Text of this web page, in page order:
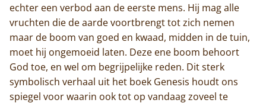
echter een verbod aan de eerste mens. Hij mag alle
vruchten die de aarde voortbrengt tot zich nemen
maar de boom van goed en kwaad, midden in de tuin,
moet hij ongemoeid laten. Deze ene boom behoort
God toe, en wel om begrijpelijke reden. Dit sterk
symbolisch verhaal uit het boek Genesis houdt ons
spiegel voor waarin ook tot op vandaag zoveel te